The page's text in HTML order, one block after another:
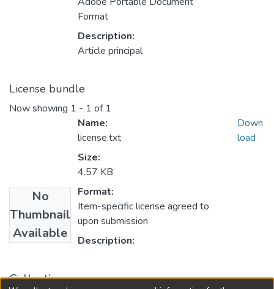
Format
Description:
Article principal
License bundle
Now showing 1 - 1 of 1
No
Thumbnail
Available
Name:
license.txt
Size:
4.57 KB
Format:
Item-specific license agreed to
upon submission
Description:
Down
load
Collections